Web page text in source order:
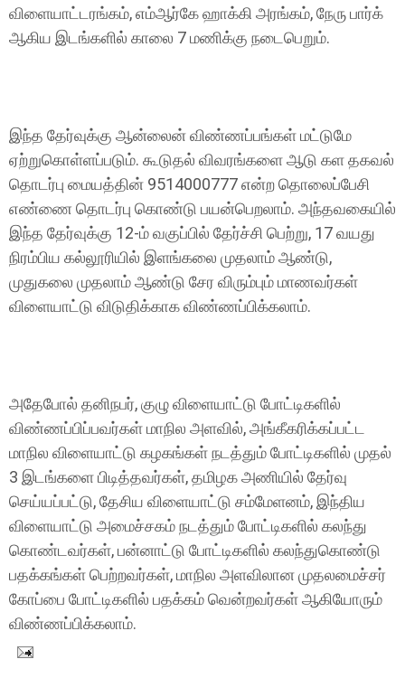
விளையாட்டரங்கம், எம்ஆர்கே ஹாக்கி அரங்கம், நேரு பார்க்
ஆகிய இடங்களில் காலை 7 மணிக்கு நடைபெறும்.
இந்த தேர்வுக்கு ஆன்லைன் விண்ணப்பங்கள் மட்டுமே
ஏற்றுகொள்ளப்படும். கூடுதல் விவரங்களை ஆடு கள தகவல்
தொடர்பு மையத்தின் 9514000777 என்ற தொலைப்பேசி
எண்ணை தொடர்பு கொண்டு பயன்பெறலாம். அந்தவகையில்
இந்த தேர்வுக்கு 12-ம் வகுப்பில் தேர்ச்சி பெற்று, 17 வயது
நிரம்பிய கல்லூரியில் இளங்கலை முதலாம் ஆண்டு,
முதுகலை முதலாம் ஆண்டு சேர விரும்பும் மாணவர்கள்
விளையாட்டு விடுதிக்காக விண்ணப்பிக்கலாம்.
அதேபோல் தனிநபர், குழு விளையாட்டு போட்டிகளில்
விண்ணப்பிப்பவர்கள் மாநில அளவில், அங்கீகரிக்கப்பட்ட
மாநில விளையாட்டு கழகங்கள் நடத்தும் போட்டிகளில் முதல்
3 இடங்களை பிடித்தவர்கள், தமிழக அணியில் தேர்வு
செய்யப்பட்டு, தேசிய விளையாட்டு சம்மேளனம், இந்திய
விளையாட்டு அமைச்சகம் நடத்தும் போட்டிகளில் கலந்து
கொண்டவர்கள், பன்னாட்டு போட்டிகளில் கலந்துகொண்டு
பதக்கங்கள் பெற்றவர்கள், மாநில அளவிலான முதலமைச்சர்
கோப்பை போட்டிகளில் பதக்கம் வென்றவர்கள் ஆகியோரும்
விண்ணப்பிக்கலாம்.